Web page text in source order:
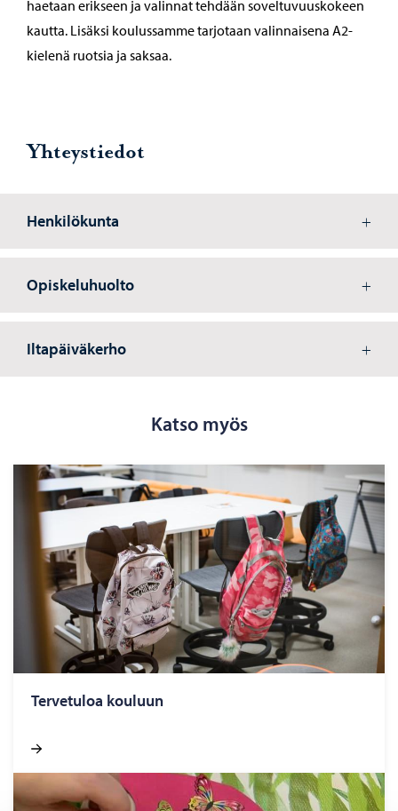
haetaan erikseen ja valinnat tehdään soveltuvuuskokeen
kautta. Lisäksi koulussamme tarjotaan valinnaisena A2-
kielenä ruotsia ja saksaa.
Yhteystiedot
Henkilökunta
Opiskeluhuolto
Iltapäiväkerho
Katso myös
Ter­ve­tu­loa kou­luun